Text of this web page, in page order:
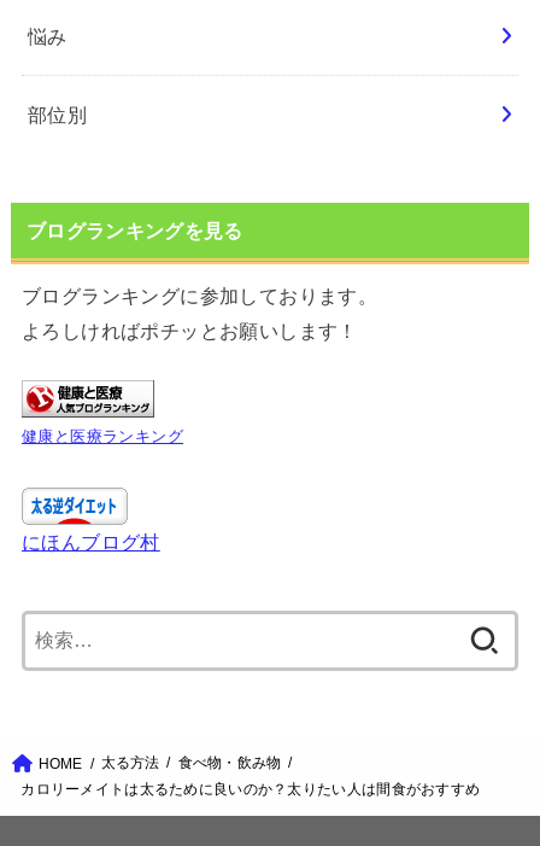
悩み
部位別
ブログランキングを見る
ブログランキングに参加しております。
よろしければポチッとお願いします！
健康と医療ランキング
にほんブログ村
索:
HOME 太る方法
食べ物・飲み物
カロリーメイトは太るために良いのか？太りたい人は間食がおすすめ